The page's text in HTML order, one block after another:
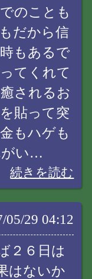
のことも
だから信
もあるで
てくれて
されるお
貼って突
もハゲも
がい…
続きを読む
05/29 04:12
２６日は
はないか